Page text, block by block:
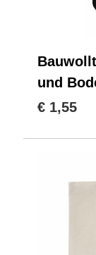
und
€ 1,55